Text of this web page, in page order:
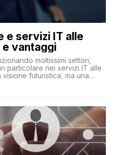
e servizi IT alle
vantaggi
moltissimi settori,
particolare nei servizi IT alle
visione futuristica, ma una
a un cambio significativo in